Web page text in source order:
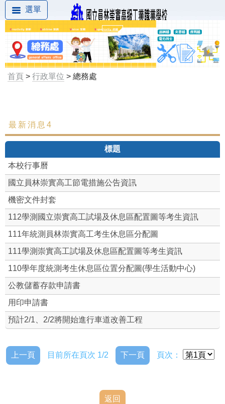
選單
首頁 > 行政單位 > 總務處
最新消息
文書組
庶務組
出納組
光電綠能(回饋金)
最新消息4
標題
本校行事曆
國立員林崇實高工節電措施公告資訊
機密文件封套
112學測國立崇實高工試場及休息區配置圖等考生資訊
111年統測員林崇實高工考生休息區分配圖
111學測崇實高工試場及休息區配置圖等考生資訊
110學年度統測考生休息區位置分配圖(學生活動中心)
公教儲蓄存款申請書
用印申請書
預計2/1、2/2將開始進行車道改善工程
上一頁 目前所在頁次 1/2 下一頁 頁次：
返回